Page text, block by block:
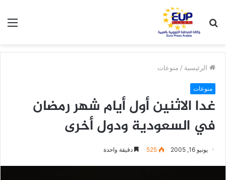
عن
الرئيسية / منوعات
منوعات
غدا الاثنين أول أيام شهر رمضان
في السعودية ودول أخرى
يونيو 16, 2005 525 دقيقة واحدة